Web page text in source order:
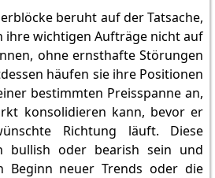
beruht auf der Tatsache,
ihre wichtigen Aufträge nicht auf
ohne ernsthafte Störungen
häufen sie ihre Positionen
bestimmten Preisspanne an,
konsolidieren kann, bevor er
Richtung läuft. Diese
bullish oder bearish sein und
Beginn neuer Trends oder die